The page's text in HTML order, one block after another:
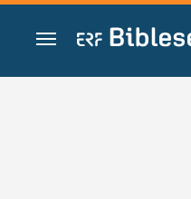
Zum Inhalt springen